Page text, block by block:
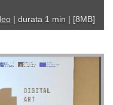
| durata 1 min | [8MB]